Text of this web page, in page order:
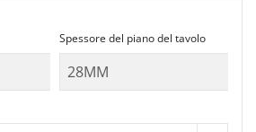
Spessore del piano del tavolo